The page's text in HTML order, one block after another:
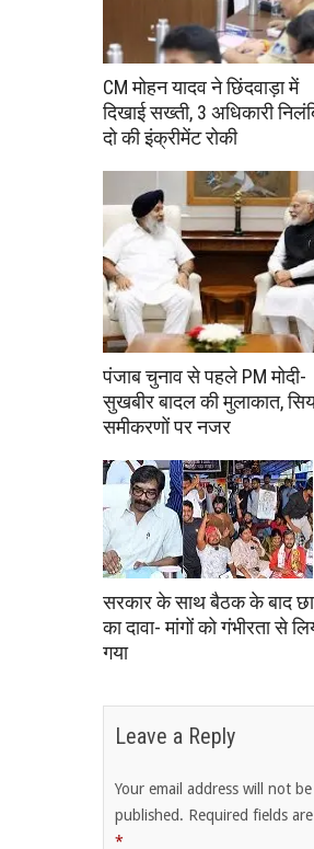
CM मोहन यादव ने छिंदवाड़ा में
दिखाई सख्ती, 3 अधिकारी
दो की इंक्रीमेंट रोकी
पंजाब चुनाव से पहले PM मोदी-
सुखबीर बादल की मुलाकात,
समीकरणों पर नजर
सरकार के साथ बैठक के बाद
का दावा- मांगों को गंभीरता से
गया
Leave a Reply
Your email address will not be
published. Required fields
*